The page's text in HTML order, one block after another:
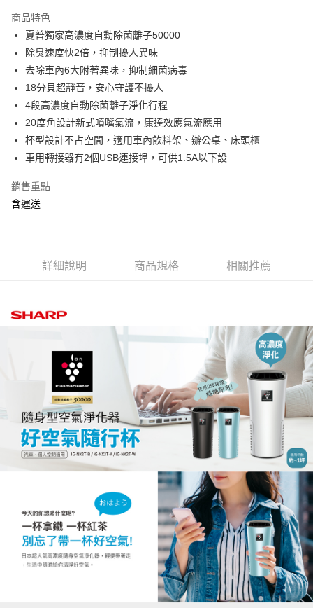
本島宅配-活動商品
免運費
離島宅配-常溫商品
免運費
商品特色
夏普獨家高濃度自動除菌離子50000
除臭速度快2倍，抑制擾人異味
去除車內6大附著異味，抑制細菌病毒
18分貝超靜音，安心守護不擾人
4段高濃度自動除菌離子淨化行程
20度角設計新式噴嘴氣流，康達效應氣流應用
杯型設計不占空間，適用車內飲料架、辦公桌、床頭櫃
車用轉接器有2個USB連接埠，可供1.5A以下設
銷售重點
含運送
詳細說明 商品規格 相關推薦